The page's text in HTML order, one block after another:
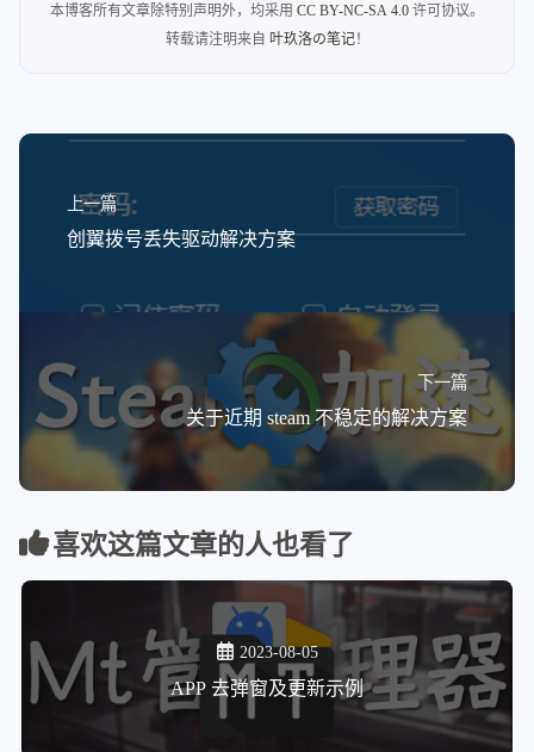
本博客所有文章除特别声明外，均采用 CC BY-NC-SA 4.0 许可协议。
转载请注明来自 叶玖洛の笔记！
上一篇
创翼拨号丢失驱动解决方案
下一篇
关于近期 steam 不稳定的解决方案
喜欢这篇文章的人也看了
2023-08-05
APP 去弹窗及更新示例